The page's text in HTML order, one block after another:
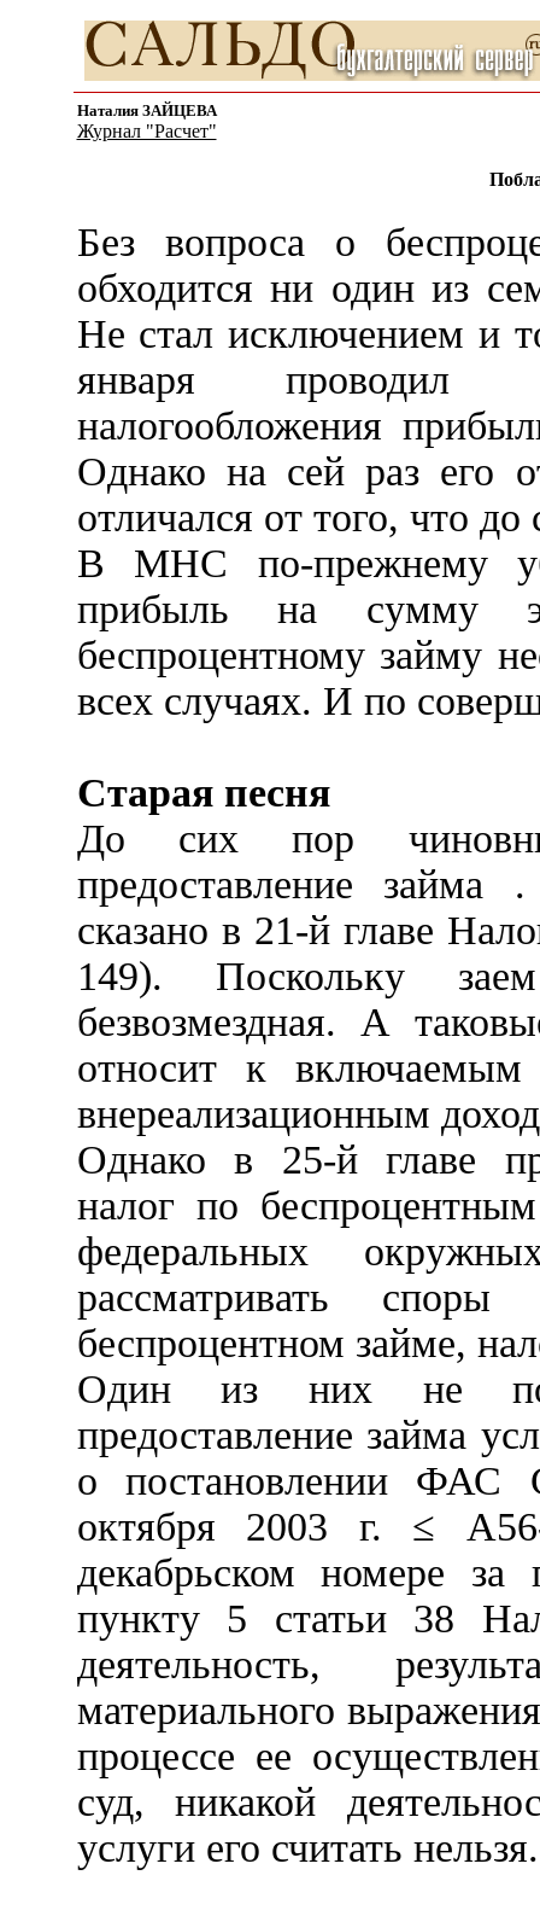
Наталия ЗАЙЦЕВА
Журнал "Расчет"
Без вопроса о
обходится ни один из
Не стал исключением и
января проводил
налогообложения
Однако на сей раз его
отличался от того, что
В МНС по-прежнему
прибыль на сумму
беспроцентному займу
всех случаях. И по
Старая песня
До сих пор
предоставление
сказано в 21-й главе
149). Поскольку
безвозмездная. А
относит к
внереализационным
Однако в 25-й главе
налог по
федеральных
рассматривать
беспроцентном займе,
Один из них не
предоставление займа
о постановлении ФАС
октября 2003 г. ≤
декабрьском номере
пункту 5 статьи 38
деятельность,
материального
процессе ее
суд, никакой
услуги его считать нельзя.